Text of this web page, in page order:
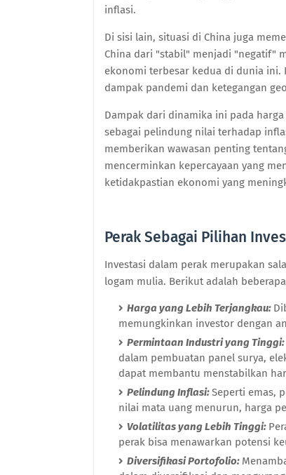
inflasi.
Di sisi lain, situasi di China juga
China dari "stabil" menjadi "negatif"
ekonomi terbesar kedua di dunia ini.
dampak pandemi dan ketegangan
Dampak dari dinamika ini pada
sebagai pelindung nilai terhadap
memberikan wawasan penting
mencerminkan kepercayaan yang
ketidakpastian ekonomi yang
Perak Sebagai Pilihan
Investasi dalam perak merupakan
logam mulia. Berikut adalah
Harga yang Lebih Terjangkau:
memungkinkan investor dengan
Permintaan Industri yang Tinggi:
dalam pembuatan panel surya,
dapat membantu menstabilkan
Pelindung Inflasi:Seperti emas,
nilai mata uang menurun, harga
Volatilitas yang Lebih Tinggi:
perak bisa menawarkan potensi
Diversifikasi Portofolio: